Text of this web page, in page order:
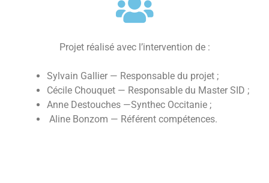
Projet réalisé avec l’intervention de :
Sylvain Gallier — Responsable du projet ;
Cécile Chouquet — Responsable du Master SID ;
Anne Destouches —Synthec Occitanie ;
Aline Bonzom — Référent compétences.